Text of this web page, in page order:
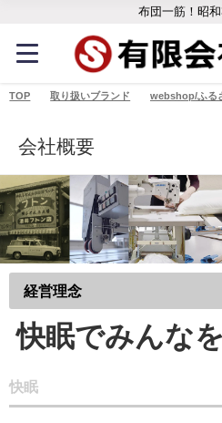
布団一筋！昭
TOP 取り扱いブランド webshop/ふる
会社概要
経営理念
快眠でみんな
快眠